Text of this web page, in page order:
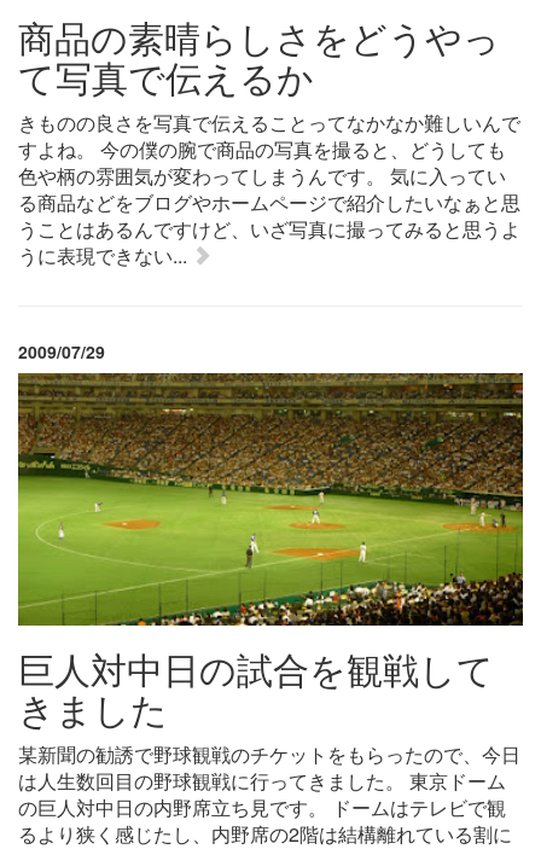
商品の素晴らしさをどうやっ
て写真で伝えるか
きものの良さを写真で伝えることってなかなか難しいんで
すよね。 今の僕の腕で商品の写真を撮ると、どうしても
色や柄の雰囲気が変わってしまうんです。 気に入ってい
る商品などをブログやホームページで紹介したいなぁと思
うことはあるんですけど、いざ写真に撮ってみると思うよ
うに表現できない...
2009/07/29
巨人対中日の試合を観戦して
きました
某新聞の勧誘で野球観戦のチケットをもらったので、今日
は人生数回目の野球観戦に行ってきました。 東京ドーム
の巨人対中日の内野席立ち見です。 ドームはテレビで観
るより狭く感じたし、内野席の2階は結構離れている割に